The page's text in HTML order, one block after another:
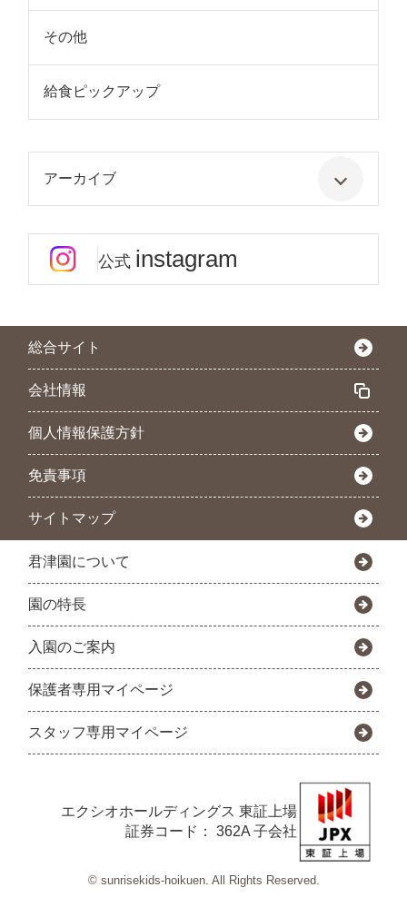
その他
給食ピックアップ
アーカイブ
公式 instagram
総合サイト
会社情報
個人情報保護方針
免責事項
サイトマップ
君津園について
園の特長
入園のご案内
保護者専用マイページ
スタッフ専用マイページ
エクシオホールディングス 東証上場
証券コード： 362A 子会社
© sunrisekids-hoikuen. All Rights Reserved.